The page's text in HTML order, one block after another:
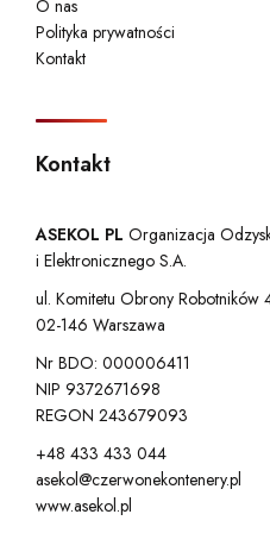
O nas
Polityka prywatności
Kontakt
Kontakt
ASEKOL PL Organizacja
i Elektronicznego S.A.
ul. Komitetu Obrony Robotników
02-146 Warszawa
Nr BDO: 000006411
NIP 9372671698
REGON 243679093
+48 433 433 044
asekol@czerwonekontenery.pl
www.asekol.pl